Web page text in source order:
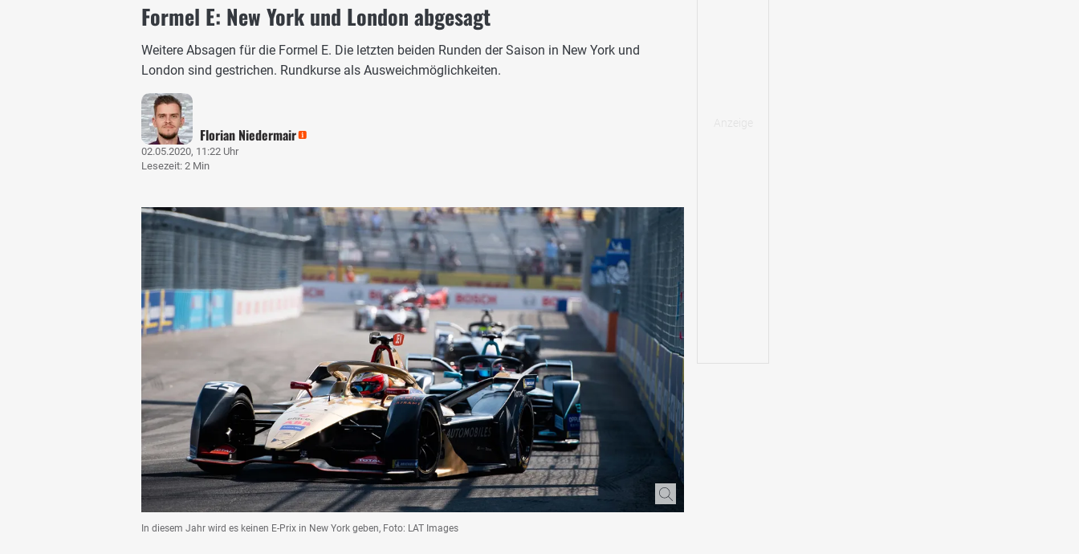
Formel E: New York und London abgesagt
Weitere Absagen für die Formel E. Die letzten beiden Runden der Saison in New York und
London sind gestrichen. Rundkurse als Ausweichmöglichkeiten.
Florian Niedermair
02.05.2020, 11:22 Uhr
Lesezeit: 2 Min
In diesem Jahr wird es keinen E-Prix in New York geben, Foto: LAT Images